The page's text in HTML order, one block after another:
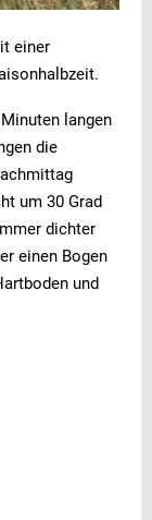
einer
langen
die
um 30 Grad
dichter
einen Bogen
und